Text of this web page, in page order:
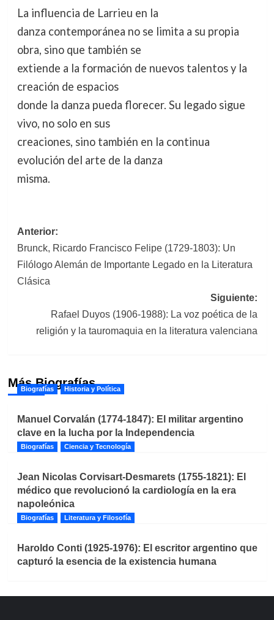
La influencia de Larrieu en la
danza contemporánea no se limita a su propia
obra, sino que también se
extiende a la formación de nuevos talentos y la
creación de espacios
donde la danza pueda florecer. Su legado sigue
vivo, no solo en sus
creaciones, sino también en la continua
evolución del arte de la danza
misma.
Navegación
de
entradas
Anterior:
Brunck, Ricardo Francisco Felipe (1729-1803): Un
Filólogo Alemán de Importante Legado en la Literatura
Clásica
Siguiente:
Rafael Duyos (1906-1988): La voz poética de la
religión y la tauromaquia en la literatura valenciana
Más Biografías
Biografías Historia y Política
Manuel Corvalán (1774-1847): El militar argentino
clave en la lucha por la Independencia
Biografías Ciencia y Tecnología
Jean Nicolas Corvisart-Desmarets (1755-1821): El
médico que revolucionó la cardiología en la era
napoleónica
Biografías Literatura y Filosofía
Haroldo Conti (1925-1976): El escritor argentino que
capturó la esencia de la existencia humana